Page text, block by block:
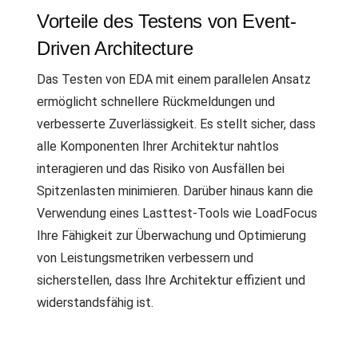
Vorteile des Testens von Event-
Driven Architecture
Das Testen von EDA mit einem parallelen Ansatz
ermöglicht schnellere Rückmeldungen und
verbesserte Zuverlässigkeit. Es stellt sicher, dass
alle Komponenten Ihrer Architektur nahtlos
interagieren und das Risiko von Ausfällen bei
Spitzenlasten minimieren. Darüber hinaus kann die
Verwendung eines Lasttest-Tools wie LoadFocus
Ihre Fähigkeit zur Überwachung und Optimierung
von Leistungsmetriken verbessern und
sicherstellen, dass Ihre Architektur effizient und
widerstandsfähig ist.